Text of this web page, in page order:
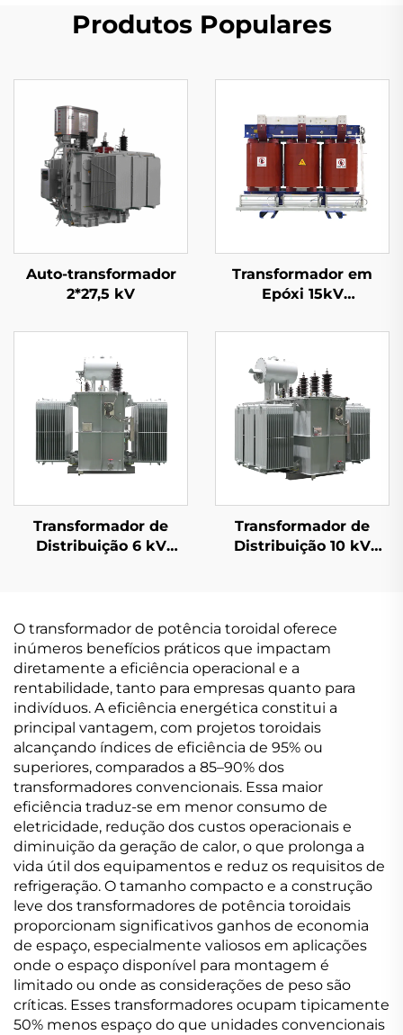
Produtos Populares
Auto-transformador
2*27,5 kV
Transformador em
Epóxi 15kV
Transformador de
Distribuição 6 kV
Transformador de
Distribuição 10 kV
O transformador de potência toroidal oferece
inúmeros benefícios práticos que impactam
diretamente a eficiência operacional e a
rentabilidade, tanto para empresas quanto para
indivíduos. A eficiência energética constitui a
principal vantagem, com projetos toroidais
alcançando índices de eficiência de 95% ou
superiores, comparados a 85–90% dos
transformadores convencionais. Essa maior
eficiência traduz-se em menor consumo de
eletricidade, redução dos custos operacionais e
diminuição da geração de calor, o que prolonga a
vida útil dos equipamentos e reduz os requisitos de
refrigeração. O tamanho compacto e a construção
leve dos transformadores de potência toroidais
proporcionam significativos ganhos de economia
de espaço, especialmente valiosos em aplicações
onde o espaço disponível para montagem é
limitado ou onde as considerações de peso são
críticas. Esses transformadores ocupam tipicamente
50% menos espaço do que unidades convencionais